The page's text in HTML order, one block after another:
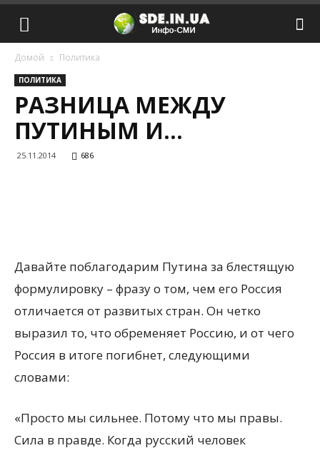
Домой Политика
ПОЛИТИКА
РАЗНИЦА МЕЖДУ
ПУТИНЫМ И…
25.11.2014 686
Давайте поблагодарим Путина за блестящую
формулировку – фразу о том, чем его Россия
отличается от развитых стран. Он четко
выразил то, что обременяет Россию, и от чего
Россия в итоге погибнет, следующими
словами:
«Просто мы сильнее. Потому что мы правы.
Сила в правде. Когда русский человек